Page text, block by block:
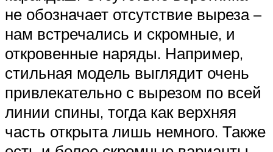
не обозначает отсутствие выреза –
нам встречались и скромные, и
откровенные наряды. Например,
стильная модель выглядит очень
привлекательно с вырезом по всей
линии спины, тогда как верхняя
часть открыта лишь немного. Также